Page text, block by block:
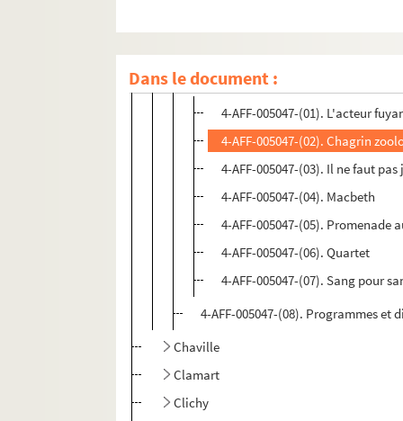
Dans le document :
Spectacles
4-AFF-005047-(01). L'acteur
4-AFF-005047-(02). Chagrin
4-AFF-005047-(03). Il ne faut
4-AFF-005047-(04). Macbeth
4-AFF-005047-(05). Promenade
4-AFF-005047-(06). Quartet
4-AFF-005047-(07). Sang pour
4-AFF-005047-(08). Programmes et
Chaville
Clamart
Clichy